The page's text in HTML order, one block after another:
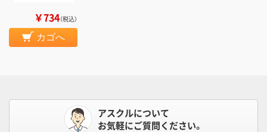
￥734（税込）
カゴへ
アスクルについて
お気軽にご質問ください。